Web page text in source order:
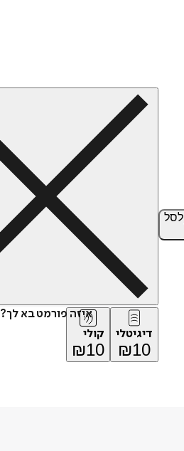
לסל
איזה פורמט בא לך?
דיגיטלי
₪10
קולי
₪10